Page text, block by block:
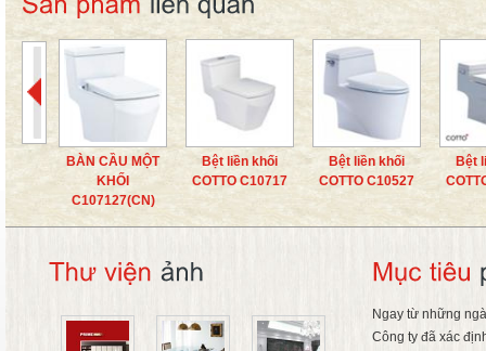
BÀN CẦU MỘT
KHỐI
C107127(CN)
Bệt liền khối
COTTO C10717
Bệt liền khối
COTTO C10527
Bệt
Ngay từ những
Công ty đã xác